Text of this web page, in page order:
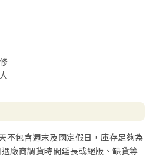
不包含週末及國定假日，庫存足夠為
廠商調貨時間延長或絕版、缺貨等